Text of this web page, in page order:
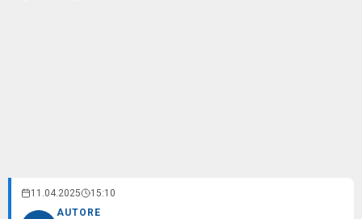
11.04.2025 15:10
AUTORE